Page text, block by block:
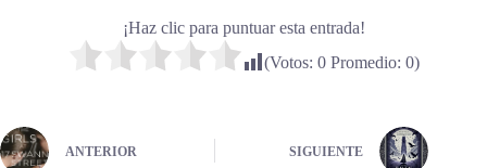
¡Haz clic para puntuar esta entrada!
(Votos: 0Promedio: 0)
ANTERIOR SIGUIENTE